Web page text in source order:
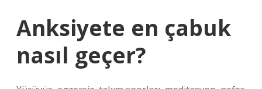
Anksiyete en çabuk
nasıl geçer?